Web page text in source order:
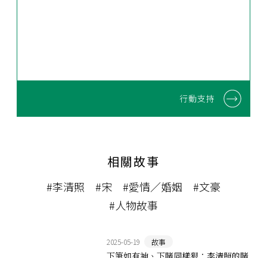
行動支持
相關故事
#李清照 #宋 #愛情／婚姻
#文豪
#人物故事
2025-05-19 故事
下筆如有神、下賭同樣狠：李清照的賭